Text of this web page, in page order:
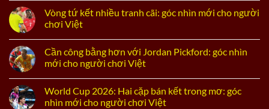
Vòng tứ kết nhiều tranh cãi: góc nhìn mới cho người
chơi Việt
Cần công bằng hơn với Jordan Pickford: góc nhìn
mới cho người chơi Việt
World Cup 2026: Hai cặp bán kết trong mơ: góc
nhìn mới cho người chơi Việt